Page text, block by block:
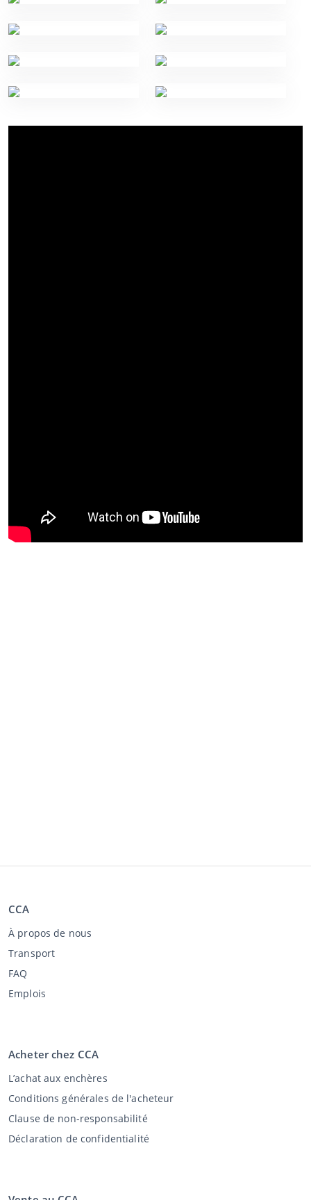
CCA
À propos de nous
Transport
FAQ
Emplois
Acheter chez CCA
L’achat aux enchères
Conditions générales de l'acheteur
Clause de non-responsabilité
Déclaration de confidentialité